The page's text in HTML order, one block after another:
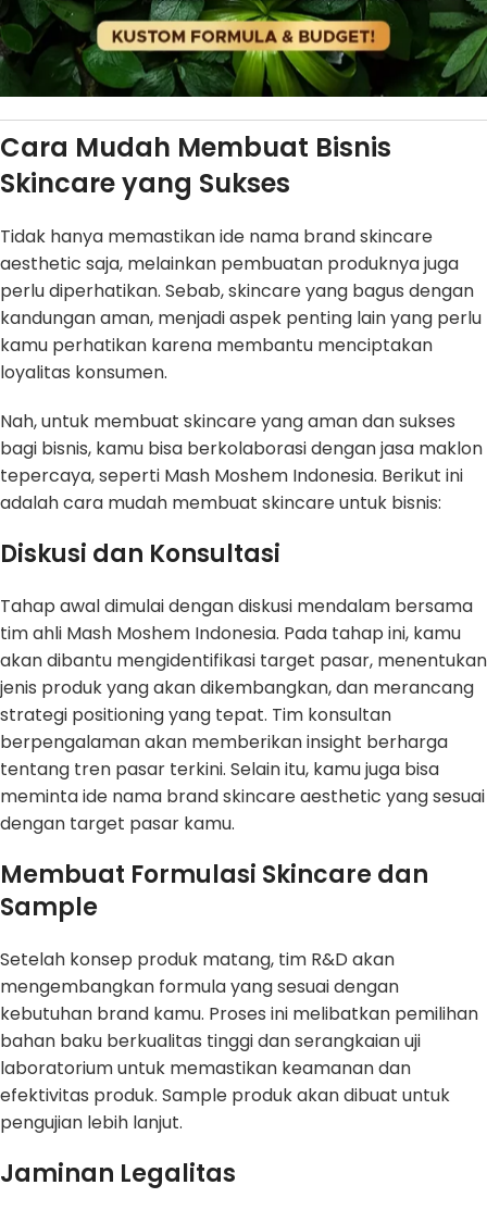
Cara Mudah Membuat Bisnis
Skincare yang Sukses
Tidak hanya memastikan ide nama brand skincare
aesthetic saja, melainkan pembuatan produknya juga
perlu diperhatikan. Sebab, skincare yang bagus dengan
kandungan aman, menjadi aspek penting lain yang perlu
kamu perhatikan karena membantu menciptakan
loyalitas konsumen.
Nah, untuk membuat skincare yang aman dan sukses
bagi bisnis, kamu bisa berkolaborasi dengan jasa maklon
tepercaya, seperti Mash Moshem Indonesia. Berikut ini
adalah cara mudah membuat skincare untuk bisnis:
Diskusi dan Konsultasi
Tahap awal dimulai dengan diskusi mendalam bersama
tim ahli Mash Moshem Indonesia. Pada tahap ini, kamu
akan dibantu mengidentifikasi target pasar, menentukan
jenis produk yang akan dikembangkan, dan merancang
strategi positioning yang tepat. Tim konsultan
berpengalaman akan memberikan insight berharga
tentang tren pasar terkini. Selain itu, kamu juga bisa
meminta ide nama brand skincare aesthetic yang sesuai
dengan target pasar kamu.
Membuat Formulasi Skincare dan
Sample
Setelah konsep produk matang, tim R&D akan
mengembangkan formula yang sesuai dengan
kebutuhan brand kamu. Proses ini melibatkan pemilihan
bahan baku berkualitas tinggi dan serangkaian uji
laboratorium untuk memastikan keamanan dan
efektivitas produk. Sample produk akan dibuat untuk
pengujian lebih lanjut.
Jaminan Legalitas